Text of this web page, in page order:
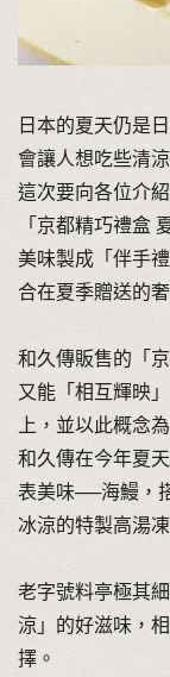
日本的夏天仍是
會讓人想吃些清
這次要向各位介
「京都精巧禮盒
美味製成「伴手
合在夏季贈送的
和久傳販售的「
又能「相互輝映
上，並以此概念
和久傳在今年夏
表美味──海鰻，
冰涼的特製高湯
老字號料亭極其
涼」的好滋味，
擇。